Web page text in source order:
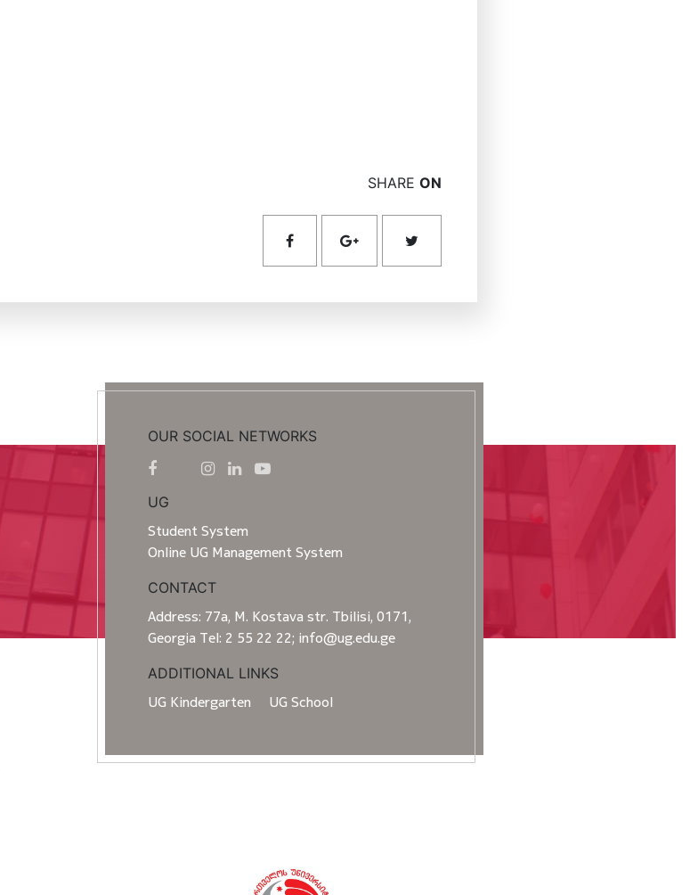
SHARE ON
OUR SOCIAL NETWORKS
UG
Student System
Online UG Management System
CONTACT
Address: 77a, M. Kostava str. Tbilisi, 0171,
Georgia Tel: 2 55 22 22; info@ug.edu.ge
ADDITIONAL LINKS
UG Kindergarten UG School